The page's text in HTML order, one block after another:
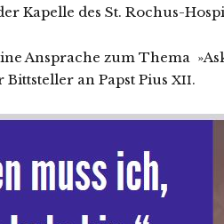
Kapelle des St. Rochus-
Ansprache zum Thema
an Papst Pius XII.